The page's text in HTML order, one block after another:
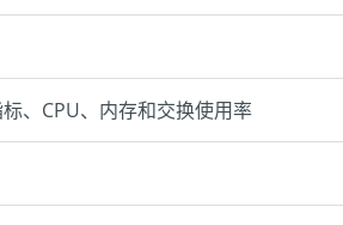
、CPU、内存和交换使用率